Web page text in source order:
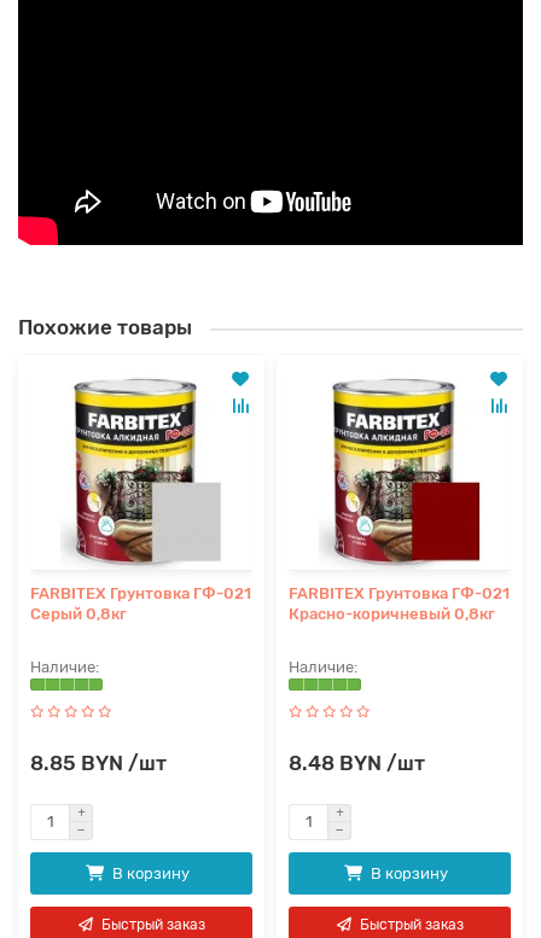
Похожие товары
FARBITEX Грунтовка ГФ-021
Серый 0,8кг
8.85 BYN /шт
В корзину
Быстрый заказ
FARBITEX Грунтовка ГФ-021
Красно-коричневый 0,8кг
8.48 BYN /шт
В корзину
Быстрый заказ